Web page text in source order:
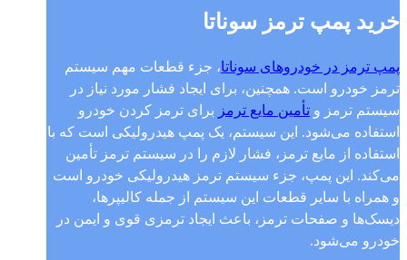
خرید پمپ ترمز سوناتا
پمپ ترمز در خودروهای سوناتا، جزء قطعات مهم سیستم
ترمز خودرو است. همچنین، برای ایجاد فشار مورد نیاز در
سیستم ترمز و تأمین مایع ترمز برای ترمز کردن خودرو
استفاده می‌شود. این سیستم، یک پمپ هیدرولیکی است که با
استفاده از مایع ترمز، فشار لازم را در سیستم ترمز تأمین
می‌کند. این پمپ، جزء سیستم ترمز هیدرولیکی خودرو است
و همراه با سایر قطعات این سیستم از جمله کالیپر‌ها،
دیسک‌ها و صفحات ترمز، باعث ایجاد ترمزی قوی و ایمن در
خودرو می‌شود.